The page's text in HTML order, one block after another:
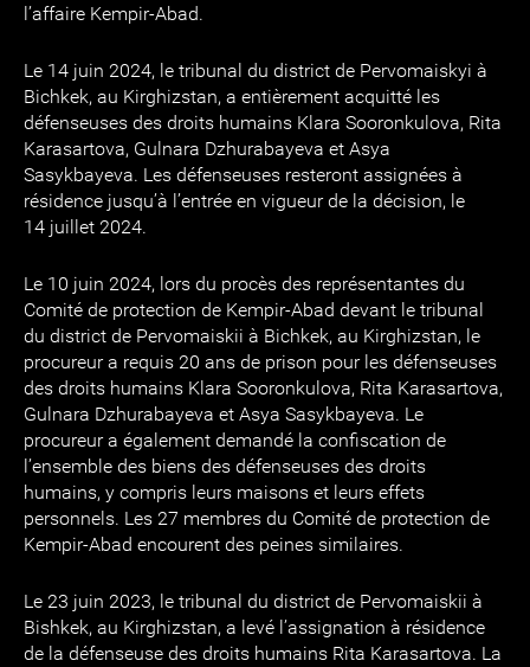
l’affaire Kempir-Abad.
Le 14 juin 2024, le tribunal du district de Pervomaiskyi à
Bichkek, au Kirghizstan, a entièrement acquitté les
défenseuses des droits humains Klara Sooronkulova, Rita
Karasartova, Gulnara Dzhurabayeva et Asya
Sasykbayeva. Les défenseuses resteront assignées à
résidence jusqu’à l’entrée en vigueur de la décision, le
14 juillet 2024.
Le 10 juin 2024, lors du procès des représentantes du
Comité de protection de Kempir-Abad devant le tribunal
du district de Pervomaiskii à Bichkek, au Kirghizstan, le
procureur a requis 20 ans de prison pour les défenseuses
des droits humains Klara Sooronkulova, Rita Karasartova,
Gulnara Dzhurabayeva et Asya Sasykbayeva. Le
procureur a également demandé la confiscation de
l’ensemble des biens des défenseuses des droits
humains, y compris leurs maisons et leurs effets
personnels. Les 27 membres du Comité de protection de
Kempir-Abad encourent des peines similaires.
Le 23 juin 2023, le tribunal du district de Pervomaiskii à
Bishkek, au Kirghizstan, a levé l’assignation à résidence
de la défenseuse des droits humains Rita Karasartova. La